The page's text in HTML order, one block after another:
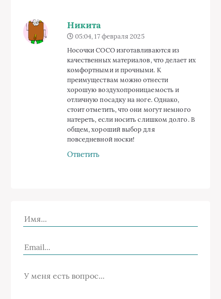
Никита
05:04, 17 февраля 2025
Носочки СОСО изготавливаются из
качественных материалов, что делает их
комфортными и прочными. К
преимуществам можно отнести
хорошую воздухопроницаемость и
отличную посадку на ноге. Однако,
стоит отметить, что они могут немного
натереть, если носить слишком долго. В
общем, хороший выбор для
повседневной носки!
Ответить